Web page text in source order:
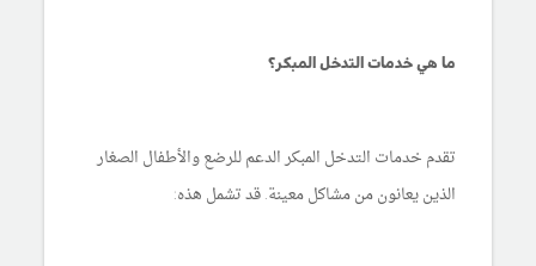
ما هي خدمات التدخل المبكر؟
تقدم خدمات التدخل المبكر الدعم للرضع والأطفال الصغار
الذين يعانون من مشاكل معينة. قد تشمل هذه: